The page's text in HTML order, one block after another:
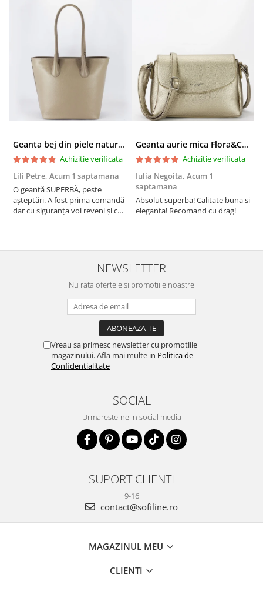
Geanta bej din piele naturala 8966 123
Achizitie verificata
Lili Petre, Acum 1 saptamana
O geantă SUPERBĂ, peste
așteptări. A fost prima comandă
dar cu siguranța voi reveni și cu
doua zi). RECOMAND SOFILINE!!!
Geanta aurie mica Flora&CO Paris H6930 16
Achizitie verificata
Iulia Negoita, Acum 1
saptamana
Absolut superba! Calitate buna si
eleganta! Recomand cu drag!
NEWSLETTER
Nu rata ofertele si promotiile noastre
Vreau sa primesc newsletter cu promotiile
magazinului. Afla mai multe in Politica de
Confidentialitate
SOCIAL
Urmareste-ne in social media
SUPORT CLIENTI
9-16
contact@sofiline.ro
MAGAZINUL MEU
CLIENTI